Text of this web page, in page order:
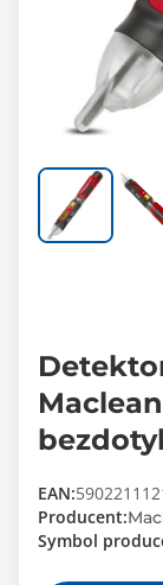
EAN:
Producent:
Symbol